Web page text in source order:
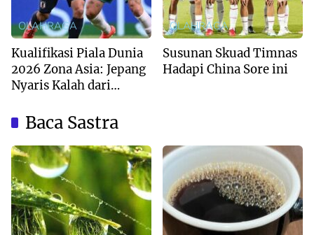
OLAHRAGA
Kualifikasi Piala Dunia
2026 Zona Asia: Jepang
Nyaris Kalah dari
OLAHRAGA
Susunan Skuad Timnas
Hadapi China Sore ini
Baca Sastra